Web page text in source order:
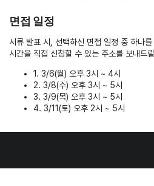
면접 일정
서류 발표 시, 선택하신 면접 일정 중 하나
시간을 직접 신청할 수 있는 주소를 보내드
1. 3/6(월) 오후 3시 ~ 4시
2. 3/8(수) 오후 3시 ~ 5시
3. 3/9(목) 오후 3시 ~ 5시
4. 3/11(토) 오후 2시 ~ 5시